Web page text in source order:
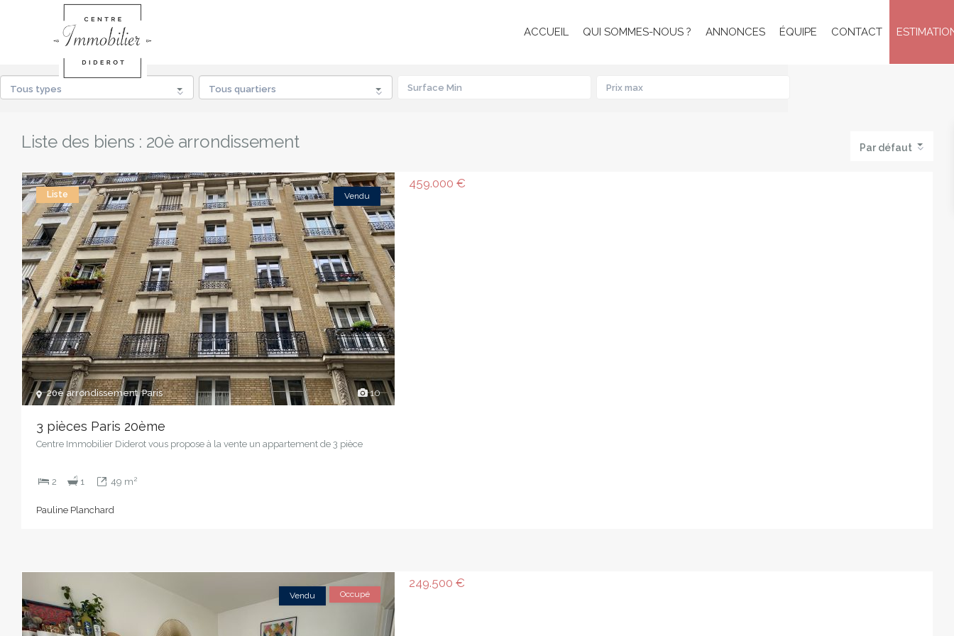
ACCUEIL QUI SOMMES-NOUS ? ANNONCES ÉQUIPE CONTACT
Tous types Tous quartiers
Par défaut
Liste des biens : 20è arrondissement
10
20è arrondissement,Paris
Liste Vendu
3 pièces Paris 20ème
459.000 €
Centre Immobilier Diderot vous propose à la vente un appartement de 3 pièce
2 1 49 m2
Pauline Planchard
Vendu Occupé
249.500 €